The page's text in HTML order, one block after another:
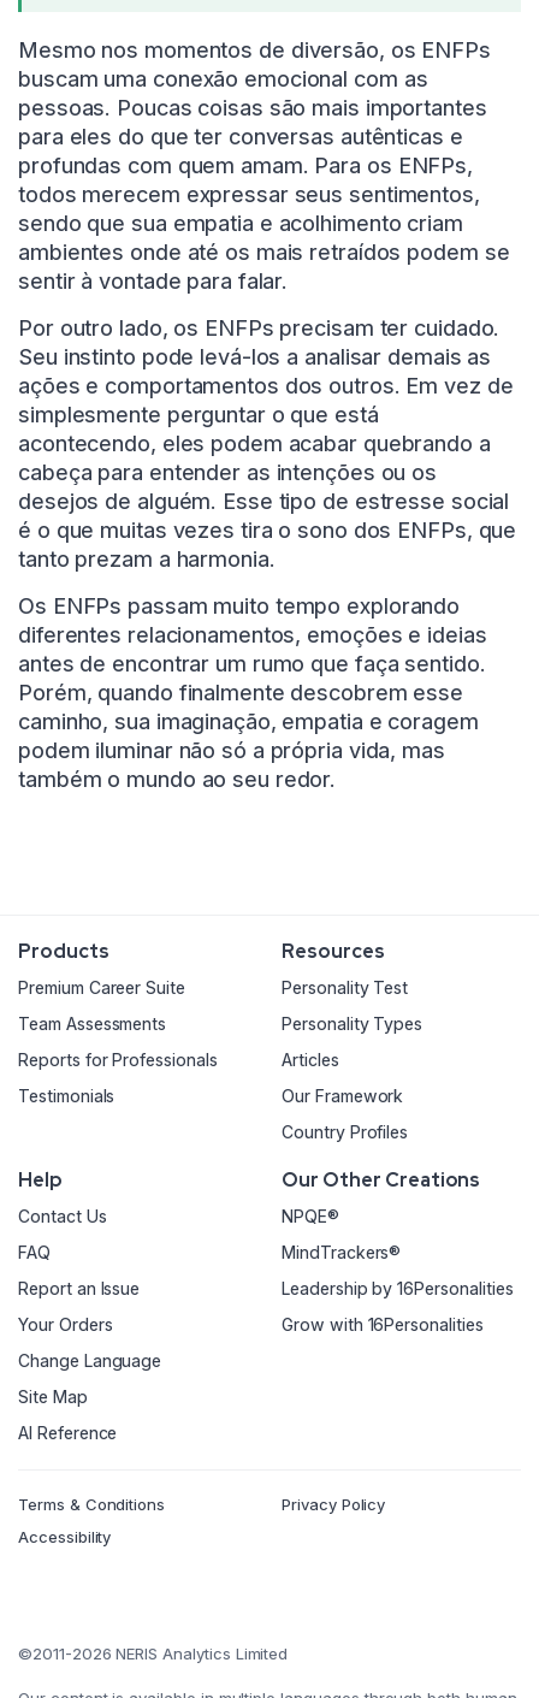
Mesmo nos momentos de diversão, os ENFPs
buscam uma conexão emocional com as
pessoas. Poucas coisas são mais importantes
para eles do que ter conversas autênticas e
profundas com quem amam. Para os ENFPs,
todos merecem expressar seus sentimentos,
sendo que sua empatia e acolhimento criam
ambientes onde até os mais retraídos podem se
sentir à vontade para falar.
Por outro lado, os ENFPs precisam ter cuidado.
Seu instinto pode levá-los a analisar demais as
ações e comportamentos dos outros. Em vez de
simplesmente perguntar o que está
acontecendo, eles podem acabar quebrando a
cabeça para entender as intenções ou os
desejos de alguém. Esse tipo de estresse social
é o que muitas vezes tira o sono dos ENFPs, que
tanto prezam a harmonia.
Os ENFPs passam muito tempo explorando
diferentes relacionamentos, emoções e ideias
antes de encontrar um rumo que faça sentido.
Porém, quando finalmente descobrem esse
caminho, sua imaginação, empatia e coragem
podem iluminar não só a própria vida, mas
também o mundo ao seu redor.
Products
Premium Career Suite
Team Assessments
Reports for Professionals
Testimonials
Resources
Personality Test
Personality Types
Articles
Our Framework
Country Profiles
Help
Contact Us
FAQ
Report an Issue
Your Orders
Change Language
Site Map
AI Reference
Our Other Creations
NPQE®
MindTrackers®
Leadership by 16Personalities
Grow with 16Personalities
Terms & Conditions
Privacy Policy
Accessibility
©2011-2026 NERIS Analytics Limited